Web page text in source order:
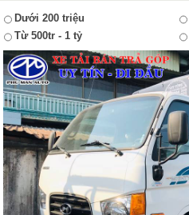
Dưới 200 triệu
Từ 500tr - 1 tỷ